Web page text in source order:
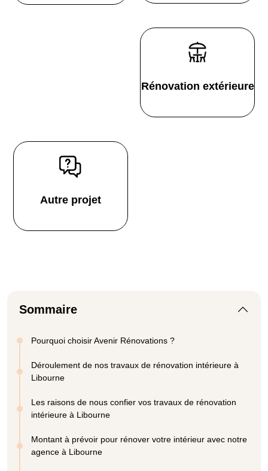
Rénovation extérieure
Autre projet
Sommaire
Pourquoi choisir Avenir Rénovations ?
Déroulement de nos travaux de rénovation intérieure à
Libourne
Les raisons de nous confier vos travaux de rénovation
intérieure à Libourne
Montant à prévoir pour rénover votre intérieur avec notre
agence à Libourne